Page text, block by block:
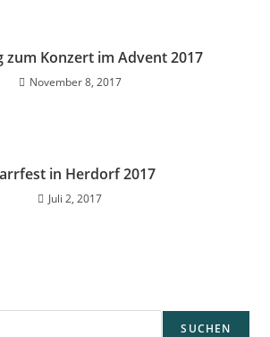
zum Konzert im Advent 2017
November 8, 2017
in Herdorf 2017
Juli 2, 2017
SUCHEN